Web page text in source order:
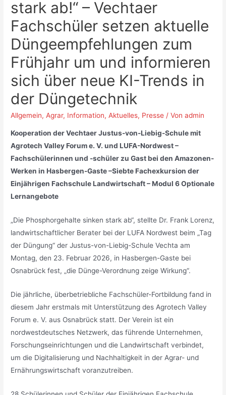
stark ab!“ – Vechtaer
Fachschüler setzen aktuelle
Düngeempfehlungen zum
Frühjahr um und informieren
sich über neue KI-Trends in
der Düngetechnik
Allgemein,Agrar, Information,Aktuelles, Presse / Vonadmin
Kooperation der Vechtaer Justus-von-Liebig-Schule mit
Agrotech Valley Forum e. V. und LUFA-Nordwest –
Fachschülerinnen und -schüler zu Gast bei den Amazonen-
Werken in Hasbergen-Gaste –Siebte Fachexkursion der
Einjährigen Fachschule Landwirtschaft – Modul 6 Optionale
Lernangebote
„Die Phosphorgehalte sinken stark ab“, stellte Dr. Frank Lorenz,
landwirtschaftlicher Berater bei der LUFA Nordwest beim „Tag
der Düngung“ der Justus-von-Liebig-Schule Vechta am
Montag, den 23. Februar 2026, in Hasbergen-Gaste bei
Osnabrück fest, „die Dünge-Verordnung zeige Wirkung“.
Die jährliche, überbetriebliche Fachschüler-Fortbildung fand in
diesem Jahr erstmals mit Unterstützung des Agrotech Valley
Forum e. V. aus Osnabrück statt. Der Verein ist ein
nordwestdeutsches Netzwerk, das führende Unternehmen,
Forschungseinrichtungen und die Landwirtschaft verbindet,
um die Digitalisierung und Nachhaltigkeit in der Agrar- und
Ernährungswirtschaft voranzutreiben.